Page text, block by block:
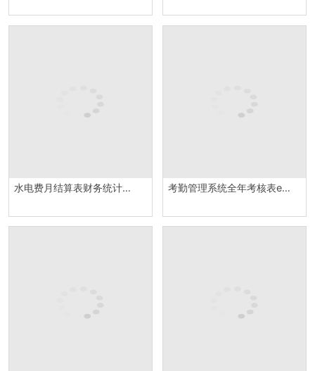
水电费月结算表财务统计报表制作Excel模板 考勤管理系统全年考核表excel模板